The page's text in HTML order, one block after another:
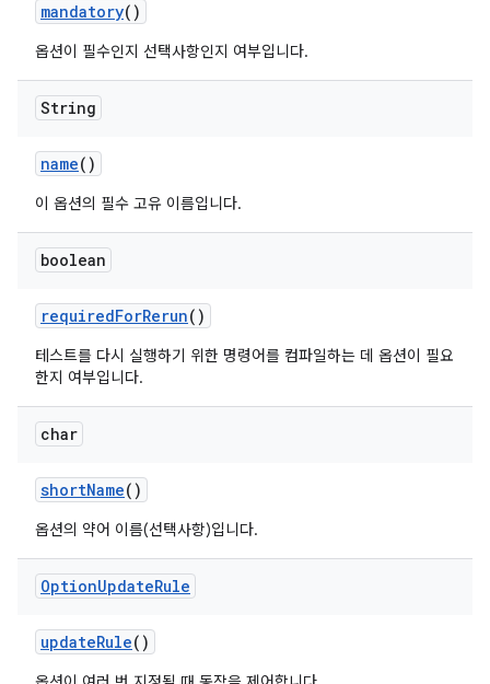
mandatory()
옵션이 필수인지 선택사항인지 여부입니다.
String
name()
이 옵션의 필수 고유 이름입니다.
boolean
requiredForRerun()
테스트를 다시 실행하기 위한 명령어를 컴파일하는 데 옵션이 필요
한지 여부입니다.
char
shortName()
옵션의 약어 이름(선택사항)입니다.
OptionUpdateRule
updateRule()